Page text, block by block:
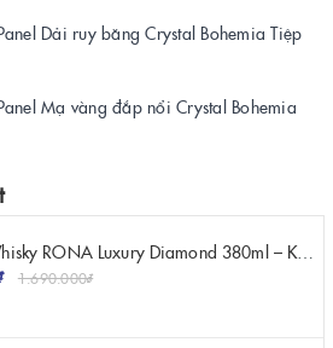
Dải ruy băng Crystal Bohemia Tiệp
Mạ vàng đắp nổi Crystal Bohemia
Bộ 04 Ly Whisky RONA Luxury Diamond 380ml – Kiệt Tác Pha Lê Mang Vẻ Đẹp Kim Cương
1.690.000₫